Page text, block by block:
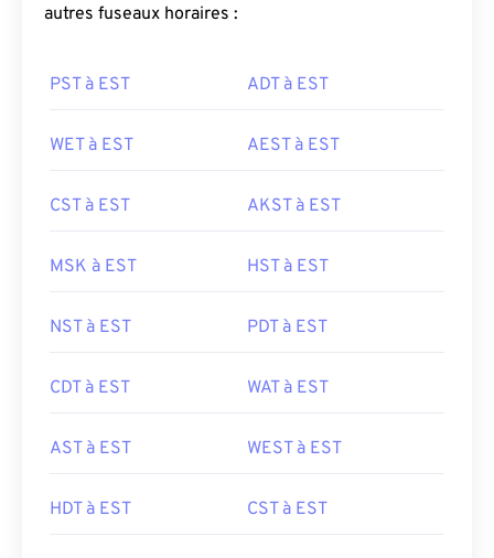
autres fuseaux horaires :
PST à EST ADT à EST
WET à EST AEST à EST
CST à EST AKST à EST
MSK à EST HST à EST
NST à EST PDT à EST
CDT à EST WAT à EST
AST à EST WEST à EST
HDT à EST CST à EST